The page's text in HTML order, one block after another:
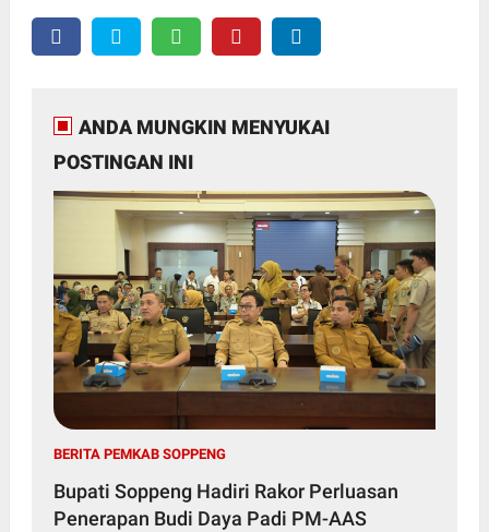
ANDA MUNGKIN MENYUKAI
POSTINGAN INI
BERITA PEMKAB SOPPENG
Bupati Soppeng Hadiri Rakor Perluasan
Penerapan Budi Daya Padi PM-AAS